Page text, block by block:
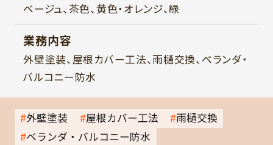
ベージュ、茶色、黄色・オレンジ、緑
業務内容
外壁塗装、屋根カバー工法、雨樋交換、ベランダ・
バルコニー防水
外壁塗装 屋根カバー工法
雨樋交換
ベランダ・バルコニー防水